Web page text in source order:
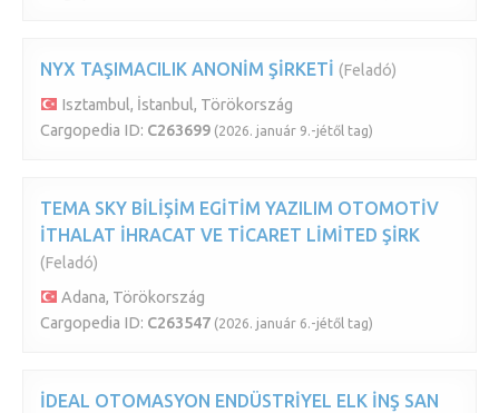
NYX TAŞIMACILIK ANONİM ŞİRKETİ (Feladó)
Isztambul, İstanbul, Törökország
Cargopedia ID: C263699 (2026. január 9.-jétől tag)
TEMA SKY BİLİŞİM EGİTİM YAZILIM OTOMOTİV
İTHALAT İHRACAT VE TİCARET LİMİTED ŞİRK
(Feladó)
Adana, Törökország
Cargopedia ID: C263547 (2026. január 6.-jétől tag)
İDEAL OTOMASYON ENDÜSTRİYEL ELK İNŞ SAN